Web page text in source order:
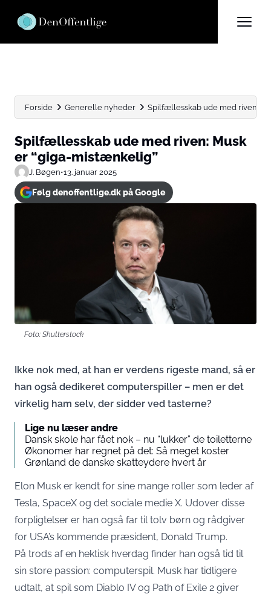
Forside Generelle nyheder Spilfællesskab ude med riven:
Spilfællesskab ude med riven: Musk
er “giga-mistænkelig”
J. Bøgen•13. januar 2025
Følg denoffentlige.dk på Google
Foto: Shutterstock
Ikke nok med, at han er verdens rigeste mand, så er
han også dedikeret computerspiller – men er det
virkelig ham selv, der sidder ved tasterne?
Lige nu læser andre
Dansk skole har fået nok – nu “lukker” de toiletterne
Økonomer har regnet på det: Så meget koster
Grønland de danske skatteydere hvert år
Elon Musk er kendt for sine mange roller som leder af
Tesla, SpaceX og det sociale medie X. Udover disse
forpligtelser er han også far til tolv børn og rådgiver
for USA’s kommende præsident, Donald Trump.
På trods af en hektisk hverdag finder han også tid til
sin store passion: computerspil. Musk har tidligere
udtalt, at spil som Diablo IV og Path of Exile 2 giver